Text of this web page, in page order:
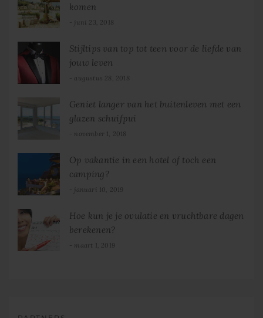
komen
juni 23, 2018
Stijltips van top tot teen voor de liefde van
jouw leven
augustus 28, 2018
Geniet langer van het buitenleven met een
glazen schuifpui
november 1, 2018
Op vakantie in een hotel of toch een
camping?
januari 10, 2019
Hoe kun je je ovulatie en vruchtbare dagen
berekenen?
maart 1, 2019